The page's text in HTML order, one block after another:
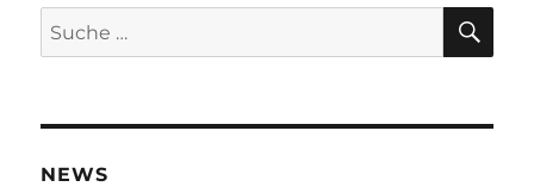
Suche
nach:
NEWS